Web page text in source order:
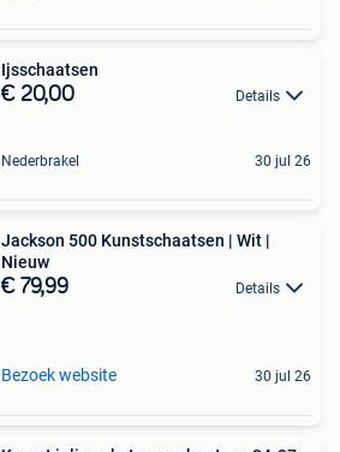
Ijsschaatsen
€ 20,00 Details
Nederbrakel 30 jul 26
Jackson 500 Kunstschaatsen | Wit |
Nieuw
€ 79,99 Details
Bezoek website 30 jul 26